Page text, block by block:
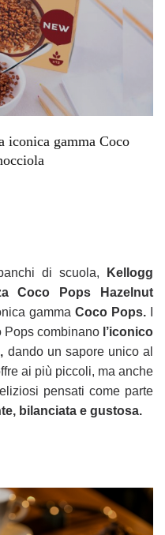
iconica gamma Coco
di scuola,
Kellogg
Coco Pops Hazelnut
gamma Coco Pops.
Pops combinano l’iconico
dando un sapore unico al
ai più piccoli, ma anche
pensati come parte
bilanciata e gustosa.